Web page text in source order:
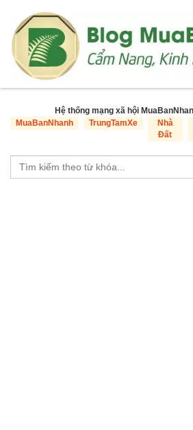
Hệ thống mạng xã hội
MuaBanNhanh
TrungTamXe
Nhà
Đất